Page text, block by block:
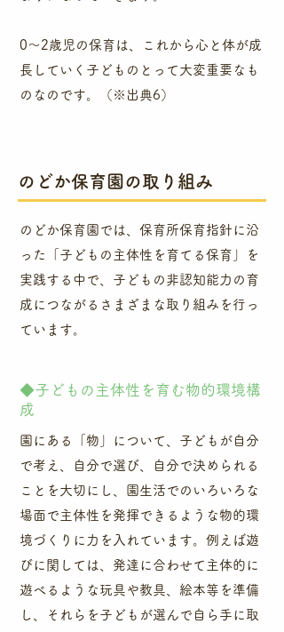
0～2歳児の保育は、これから心と体が成
長していく子どものとって大変重要なも
のなのです。（※出典6）
のどか保育園の取り組み
のどか保育園では、保育所保育指針に沿
った「子どもの主体性を育てる保育」を
実践する中で、子どもの非認知能力の育
成につながるさまざまな取り組みを行っ
ています。
​◆子どもの主体性を育む物的環境構
成
​園にある「物」について、子どもが自分
で考え、自分で選び、自分で決められる
ことを大切にし、園生活でのいろいろな
場面で主体性を発揮できるような物的環
境づくりに力を入れています。例えば遊
びに関しては、発達に合わせて主体的に
遊べるような玩具や教具、絵本等を準備
し、それらを子どもが選んで自ら手に取